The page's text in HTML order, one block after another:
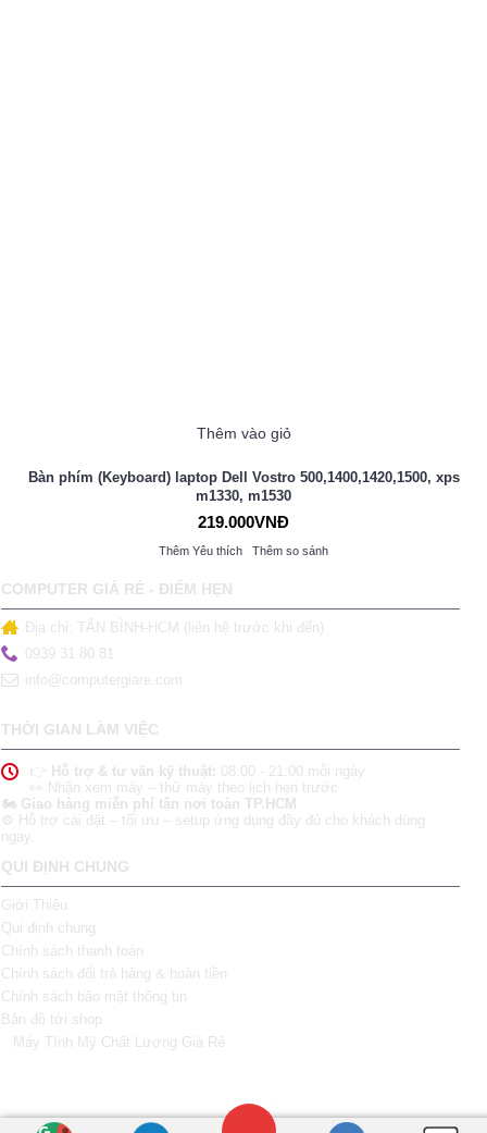
Thêm vào giỏ
Bàn phím (Keyboard) laptop Dell Vostro 500,1400,1420,1500, xps
m1330, m1530
219.000VNĐ
Thêm Yêu thích Thêm so sánh
COMPUTER GIÁ RẺ - ĐIỂM HẸN
Địa chỉ: TÂN BÌNH-HCM (liên hệ trước khi đến)
0939 31 80 81
info@computergiare.com
THỜI GIAN LÀM VIỆC
👉 Hỗ trợ & tư vấn kỹ thuật: 08:00 - 21:00 mỗi ngày
👀 Nhận xem máy – thử máy theo lịch hẹn trước
🏍️ Giao hàng miễn phí tận nơi toàn TP.HCM
⚙️ Hỗ trợ cài đặt – tối ưu – setup ứng dụng đầy đủ cho khách dùng
ngay.
QUI ĐỊNH CHUNG
Giới Thiệu
Qui định chung
Chính sách thanh toán
Chính sách đổi trả hàng & hoàn tiền
Chính sách bảo mật thông tin
Bản đồ tới shop
Máy Tính Mỹ Chất Lượng Giá Rẻ